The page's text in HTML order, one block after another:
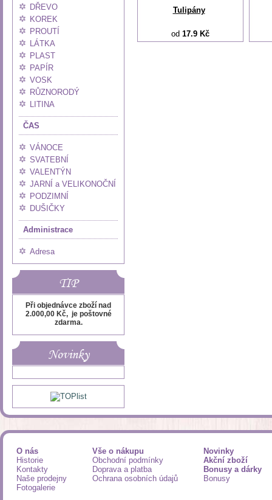
DŘEVO
KOREK
PROUTÍ
LÁTKA
PLAST
PAPÍR
VOSK
RŮZNORODÝ
LITINA
ČAS
VÁNOCE
SVATEBNÍ
VALENTÝN
JARNÍ a VELIKONOČNÍ
PODZIMNÍ
DUŠIČKY
Administrace
Adresa
TIP
Při objednávce zboží nad
2.000,00 Kč, je poštovné
zdarma.
Novinky
Tulipány
od 17.9 Kč
O nás
Historie
Kontakty
Naše prodejny
Fotogalerie
Vše o nákupu
Obchodní podmínky
Doprava a platba
Ochrana osobních údajů
Novinky
Akční zboží
Bonusy a dárky
Bonusy